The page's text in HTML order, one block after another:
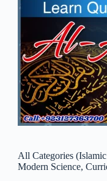
All Categories
Modern Science,